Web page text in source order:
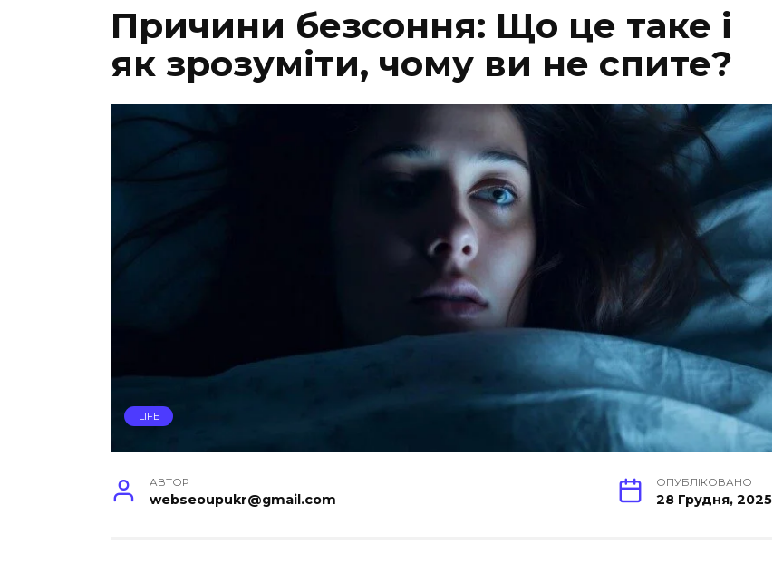
Причини безсоння: Що це таке і
як зрозуміти, чому ви не спите?
LIFE
АВТОР
webseoupukr@gmail.com
ОПУБЛІКОВАНО
28 Грудня, 2025